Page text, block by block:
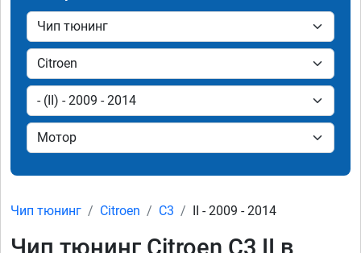
Чип тюнинг Citroen C3 II - 2009 - 2014
Чип тюнинг Citroen C3 II в